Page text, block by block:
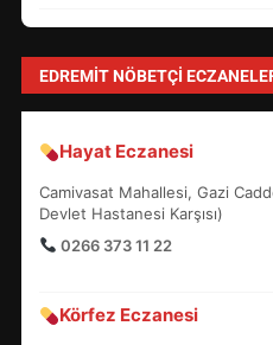
EDREMIT NÖBETÇI
Hayat Eczanesi
Camivasat Mahallesi, Gazi
Devlet Hastanesi Karşısı)
0266 373 11 22
Körfez Eczanesi
4
FİNALİNDE
5
BALIKESİR
SÜRE